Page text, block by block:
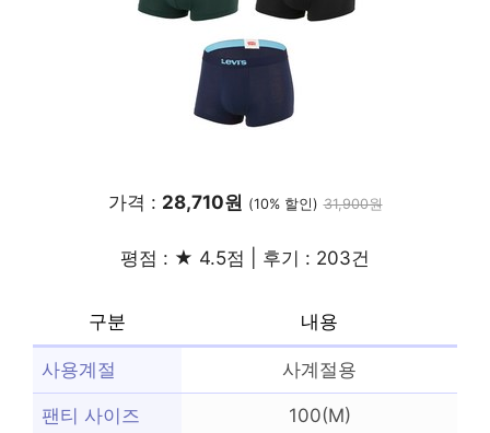
가격 : 28,710원 (10% 할인) 31,900원
평점 : ★ 4.5점 | 후기 : 203건
구분 내용
사용계절 사계절용
팬티 사이즈 100(M)